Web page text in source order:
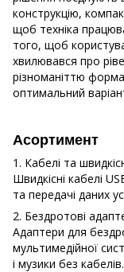
конструкцію,
щоб техніка
того, щоб
хвилювався про
різноманіттю
оптимальний
Асортимент
1. Кабелі та
Швидкісні кабелі
та передачі даних
2. Бездротові
Адаптери для
мультимедійної
і музики без кабелів.